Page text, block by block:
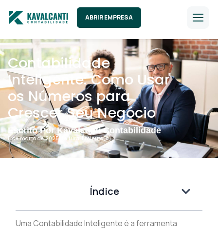
ABRIR EMPRESA
Contabilidade
Inteligente: Como Usar
os Números para
Crescer Seu Negócio
Escrito Por Kavalcanti Contabilidade
11 de março de 2025 | Leitura: 1 minuto(s).
Índice
Uma Contabilidade Inteligente é a ferramenta